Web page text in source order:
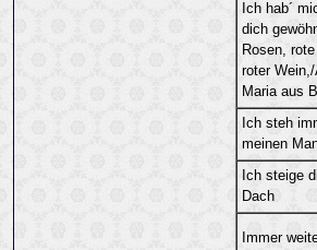
Ich hab´
dich
Rosen,
roter
Maria aus
Ich steh
meinen
Ich steige
Dach
Immer